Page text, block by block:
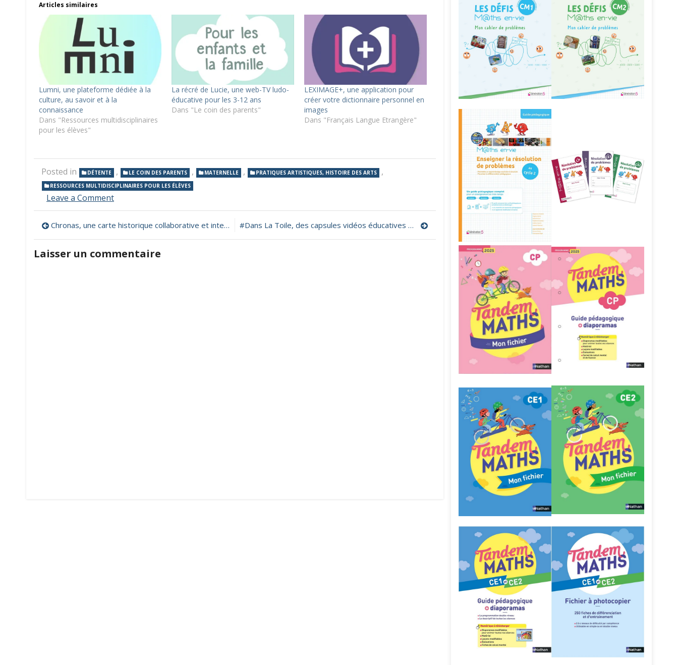
Articles similaires
Lumni, une plateforme dédiée à la
culture, au savoir et à la
connaissance
Dans "Ressources multidisciplinaires
pour les élèves"
La récré de Lucie, une web-TV ludo-
éducative pour les 3-12 ans
Dans "Le coin des parents"
LEXIMAGE+, une application pour
créer votre dictionnaire personnel en
images
Dans "Français Langue Etrangère"
Posted in DÉTENTE , LE COIN DES PARENTS , MATERNELLE , PRATIQUES ARTISTIQUES, HISTOIRE DES ARTS ,
RESSOURCES MULTIDISCIPLINAIRES POUR LES ÉLÈVES
Leave a Commenton
jeunesse
de
France
Télévisions
Navigation
de
l’article
Chronas, une carte historique collaborative et interactive #Dans La Toile, des capsules vidéos éducatives et fun sur l’usage d’internet !
Laisser un commentaire